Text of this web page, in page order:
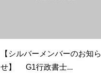
【シルバーメンバーのお知ら
せ】 G1行政書士...